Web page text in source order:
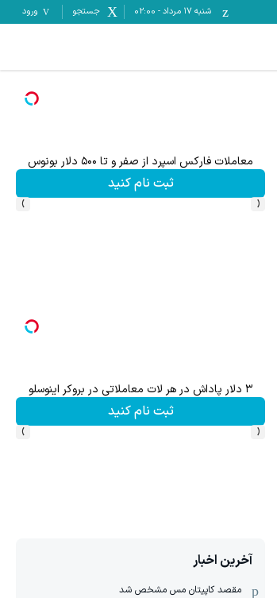
شنبه ۱۷ مرداد -
02:00 جستجو ورود
معاملات فارکس اسپرد از صفر و تا ۵۰۰ دلار بونوس
ثبت نام کنید
‹
›
۳ دلار پاداش در هر لات معاملاتی در بروکر اینوسلو
ثبت نام کنید
‹
›
آخرین اخبار
مقصد کاپیتان مس مشخص شد